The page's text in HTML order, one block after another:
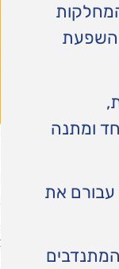
השפעת
ומתנה
עבורם את